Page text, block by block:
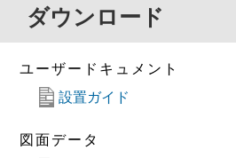
ダウンロード
ユーザードキュメント
設置ガイド
図面データ